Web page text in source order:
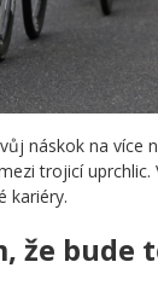
náskok na více
trojicí uprchlic.
kariéry.
že bude